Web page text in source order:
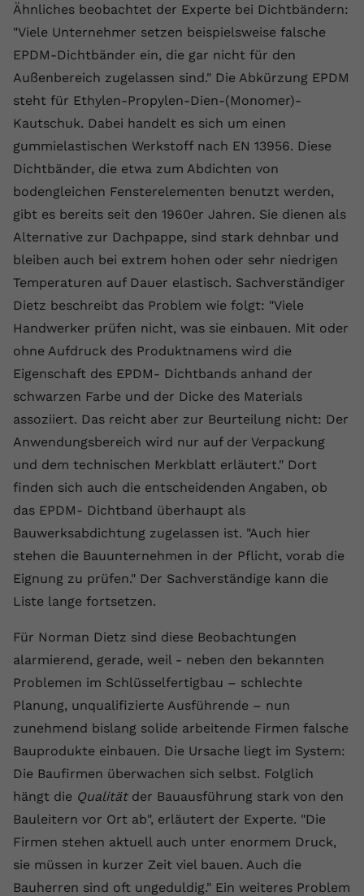
Ähnliches beobachtet der Experte bei Dichtbändern:
"Viele Unternehmer setzen beispielsweise falsche
EPDM-Dichtbänder ein, die gar nicht für den
Außenbereich zugelassen sind." Die Abkürzung EPDM
steht für Ethylen-Propylen-Dien-(Monomer)-
Kautschuk. Dabei handelt es sich um einen
gummielastischen Werkstoff nach EN 13956. Diese
Dichtbänder, die etwa zum Abdichten von
bodengleichen Fensterelementen benutzt werden,
gibt es bereits seit den 1960er Jahren. Sie dienen als
Alternative zur Dachpappe, sind stark dehnbar und
bleiben auch bei extrem hohen oder sehr niedrigen
Temperaturen auf Dauer elastisch. Sachverständiger
Dietz beschreibt das Problem wie folgt: "Viele
Handwerker prüfen nicht, was sie einbauen. Mit oder
ohne Aufdruck des Produktnamens wird die
Eigenschaft des EPDM- Dichtbands anhand der
schwarzen Farbe und der Dicke des Materials
assoziiert. Das reicht aber zur Beurteilung nicht: Der
Anwendungsbereich wird nur auf der Verpackung
und dem technischen Merkblatt erläutert." Dort
finden sich auch die entscheidenden Angaben, ob
das EPDM- Dichtband überhaupt als
Bauwerksabdichtung zugelassen ist. "Auch hier
stehen die Bauunternehmen in der Pflicht, vorab die
Eignung zu prüfen." Der Sachverständige kann die
Liste lange fortsetzen.
Für Norman Dietz sind diese Beobachtungen
alarmierend, gerade, weil - neben den bekannten
Problemen im Schlüsselfertigbau – schlechte
Planung, unqualifizierte Ausführende – nun
zunehmend bislang solide arbeitende Firmen falsche
Bauprodukte einbauen. Die Ursache liegt im System:
Die Baufirmen überwachen sich selbst. Folglich
hängt die Qualitätder Bauausführung stark von den
Bauleitern vor Ort ab", erläutert der Experte. "Die
Firmen stehen aktuell auch unter enormem Druck,
sie müssen in kurzer Zeit viel bauen. Auch die
Bauherren sind oft ungeduldig." Ein weiteres Problem
Name yt.innertube::requests
Anbieter youtube.com
Laufzeit Session
Zweck
Dieser von YouTube gesetzte Cookie
registriert eine eindeutige ID, um
Daten darüber zu speichern, welche
Name yt.innertube::nextId
Anbieter Youtube.com
Laufzeit Session
Zweck
Dieser von YouTube gesetzte Cookie
registriert eine eindeutige ID, um
Daten darüber zu speichern, welche
Videos von YouTube der Nutzer
Name yt-remote-connected-devices
Anbieter Youtube.com
Laufzeit Session
YouTube setzt diesen Cookie, um die
Videopräferenzen des Nutzers zu
Videos verwendet.